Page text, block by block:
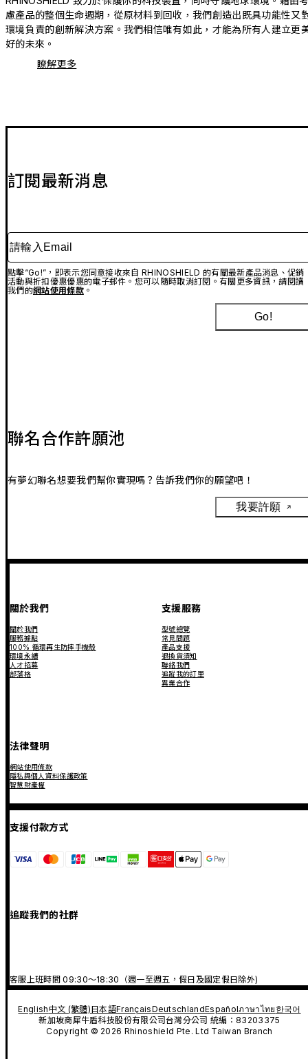
慮產品的整個生命週期，從原材料到回收，我們創造出既具功能性又
環境負責的創新解決方案。我們相信唯有如此，才能為所有人建立更
好的未來。
瞭解更多
訂閱最新消息
請輸入Email
點擊“Go!”，即表示您同意接收來自 RHINOSHIELD 的有關最新產品消息、促銷
活動與折扣優惠優惠的電子郵件。您可以隨時取消訂閱。有關更多資訊，請閱讀
我們的網站使用條款。
Go!
聯名合作許願池
有夢幻聯名想要我們幫你實現嗎？告訴我們你的願望吧！
我要許願
關於我們
關於我們
服務據點
100% 循環再生防摔手機殼
環境永續
人才招募
部落格
支援服務
型號總覽
常見問題
產品支援
退換貨須知
聯絡我們
追蹤我的訂單
異業合作
法律聲明
網站使用條款
隱私與個人資料保護政策
智慧財產權
支援付款方式
追蹤我們的社群
客服上班時間 09:30～18:30（週一至週五，假日及國定假日除外)
English中文 (繁體)日本語FrançaisDeutschlandEspañolภาษาไทย 한국어
新加坡商犀牛盾科技股份有限公司台灣分公司 統編：83203375
Copyright © 2026 Rhinoshield Pte. Ltd Taiwan Branch